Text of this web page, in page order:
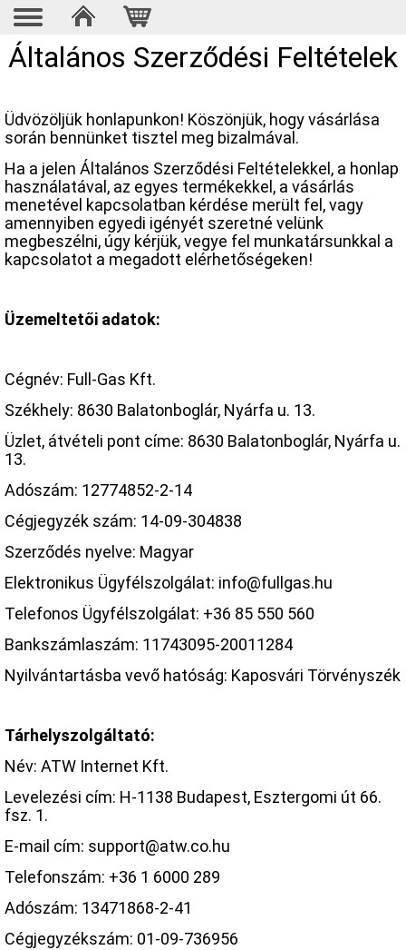
Általános Szerződési Feltételek
Üdvözöljük honlapunkon! Köszönjük, hogy vásárlása
során bennünket tisztel meg bizalmával.
Ha a jelen Általános Szerződési Feltételekkel, a honlap
használatával, az egyes termékekkel, a vásárlás
menetével kapcsolatban kérdése merült fel, vagy
amennyiben egyedi igényét szeretné velünk
megbeszélni, úgy kérjük, vegye fel munkatársunkkal a
kapcsolatot a megadott elérhetőségeken!
Üzemeltetői adatok:
Cégnév: Full-Gas Kft.
Székhely: 8630 Balatonboglár, Nyárfa u. 13.
Üzlet, átvételi pont címe: 8630 Balatonboglár, Nyárfa u.
13.
Adószám: 12774852-2-14
Cégjegyzék szám: 14-09-304838
Szerződés nyelve: Magyar
Elektronikus Ügyfélszolgálat: info@fullgas.hu
Telefonos Ügyfélszolgálat: +36 85 550 560
Bankszámlaszám: 11743095-20011284
Nyilvántartásba vevő hatóság: Kaposvári Törvényszék
Tárhelyszolgáltató:
Név: ATW Internet Kft.
Levelezési cím: H-1138 Budapest, Esztergomi út 66.
fsz. 1.
E-mail cím: support@atw.co.hu
Telefonszám: +36 1 6000 289
Adószám: 13471868-2-41
Cégjegyzékszám: 01-09-736956